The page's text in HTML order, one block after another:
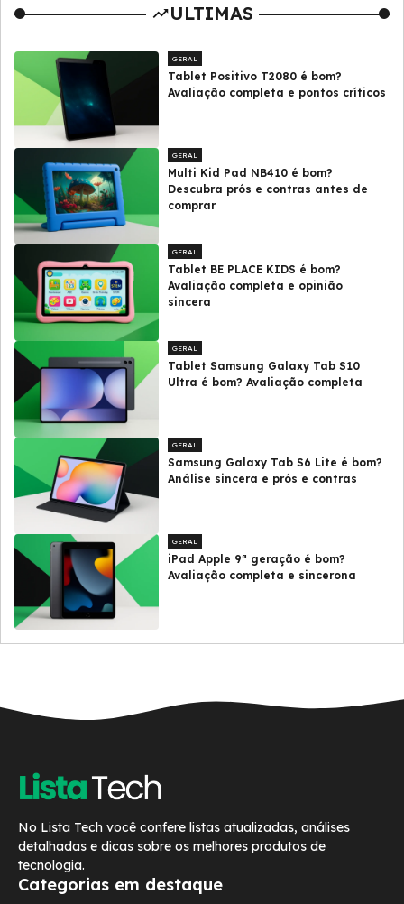
ULTIMAS
GERAL
Tablet Positivo T2080 é bom?
Avaliação completa e pontos críticos
GERAL
Multi Kid Pad NB410 é bom?
Descubra prós e contras antes de
comprar
GERAL
Tablet BE PLACE KIDS é bom?
Avaliação completa e opinião
sincera
GERAL
Tablet Samsung Galaxy Tab S10
Ultra é bom? Avaliação completa
GERAL
Samsung Galaxy Tab S6 Lite é bom?
Análise sincera e prós e contras
GERAL
iPad Apple 9ª geração é bom?
Avaliação completa e sincerona
No Lista Tech você confere listas atualizadas, análises
detalhadas e dicas sobre os melhores produtos de
tecnologia.
Categorias em destaque